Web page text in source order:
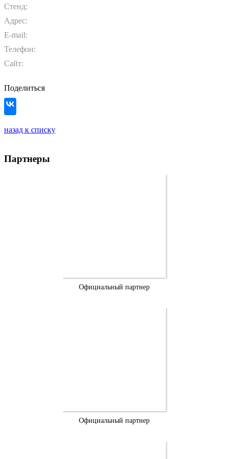
Стенд:
Адрес:
E-mail:
Телефон:
Сайт:
Поделиться
назад к списку
Партнеры
Официальный партнер
Официальный партнер